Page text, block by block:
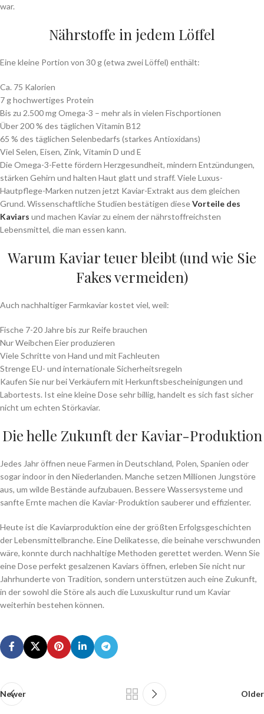
war.
Nährstoffe in jedem Löffel
Eine kleine Portion von 30 g (etwa zwei Löffel) enthält:
Ca. 75 Kalorien
7 g hochwertiges Protein
Bis zu 2.500 mg Omega-3 – mehr als in vielen Fischportionen
Über 200 % des täglichen Vitamin B12
65 % des täglichen Selenbedarfs (starkes Antioxidans)
Viel Selen, Eisen, Zink, Vitamin D und E
Die Omega-3-Fette fördern Herzgesundheit, mindern Entzündungen,
stärken Gehirn und halten Haut glatt und straff. Viele Luxus-
Hautpflege-Marken nutzen jetzt Kaviar-Extrakt aus dem gleichen
Grund. Wissenschaftliche Studien bestätigen dieseVorteile des
Kaviars und machen Kaviar zu einem der nährstoffreichsten
Lebensmittel, die man essen kann.
Warum Kaviar teuer bleibt (und wie Sie
Fakes vermeiden)
Auch nachhaltiger Farmkaviar kostet viel, weil:
Fische 7-20 Jahre bis zur Reife brauchen
Nur Weibchen Eier produzieren
Viele Schritte von Hand und mit Fachleuten
Strenge EU- und internationale Sicherheitsregeln
Kaufen Sie nur bei Verkäufern mit Herkunftsbescheinigungen und
Labortests. Ist eine kleine Dose sehr billig, handelt es sich fast sicher
nicht um echten Störkaviar.
Die helle Zukunft der Kaviar-Produktion
Jedes Jahr öffnen neue Farmen in Deutschland, Polen, Spanien oder
sogar indoor in den Niederlanden. Manche setzen Millionen Jungstöre
aus, um wilde Bestände aufzubauen. Bessere Wassersysteme und
sanfte Ernte machen die Kaviar-Produktion sauberer und effizienter.
Heute ist die Kaviarproduktion eine der größten Erfolgsgeschichten
der Lebensmittelbranche. Eine Delikatesse, die beinahe verschwunden
wäre, konnte durch nachhaltige Methoden gerettet werden. Wenn Sie
eine Dose perfekt gesalzenen Kaviars öffnen, erleben Sie nicht nur
Jahrhunderte von Tradition, sondern unterstützen auch eine Zukunft,
in der sowohl die Störe als auch die Luxuskultur rund um Kaviar
weiterhin bestehen können.
Newer Older